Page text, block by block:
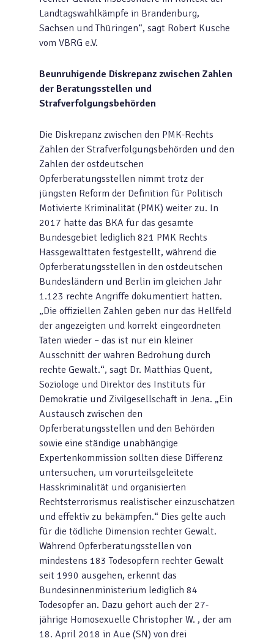
Landtagswahlkämpfe in Brandenburg,
Sachsen und Thüringen“, sagt Robert Kusche
vom VBRG e.V.
Beunruhigende Diskrepanz zwischen Zahlen
der Beratungsstellen und
Strafverfolgungsbehörden
Die Diskrepanz zwischen den PMK-Rechts
Zahlen der Strafverfolgungsbehörden und den
Zahlen der ostdeutschen
Opferberatungsstellen nimmt trotz der
jüngsten Reform der Definition für Politisch
Motivierte Kriminalität (PMK) weiter zu. In
2017 hatte das BKA für das gesamte
Bundesgebiet lediglich 821 PMK Rechts
Hassgewalttaten festgestellt, während die
Opferberatungsstellen in den ostdeutschen
Bundesländern und Berlin im gleichen Jahr
1.123 rechte Angriffe dokumentiert hatten.
„Die offiziellen Zahlen geben nur das Hellfeld
der angezeigten und korrekt eingeordneten
Taten wieder – das ist nur ein kleiner
Ausschnitt der wahren Bedrohung durch
rechte Gewalt.“, sagt Dr. Matthias Quent,
Soziologe und Direktor des Instituts für
Demokratie und Zivilgesellschaft in Jena. „Ein
Austausch zwischen den
Opferberatungsstellen und den Behörden
sowie eine ständige unabhängige
Expertenkommission sollten diese Differenz
untersuchen, um vorurteilsgeleitete
Hasskriminalität und organisierten
Rechtsterrorismus realistischer einzuschätzen
und effektiv zu bekämpfen.“ Dies gelte auch
für die tödliche Dimension rechter Gewalt.
Während Opferberatungsstellen von
mindestens 183 Todesopfern rechter Gewalt
seit 1990 ausgehen, erkennt das
Bundesinnenministerium lediglich 84
Todesopfer an. Dazu gehört auch der 27-
jährige Homosexuelle Christopher W. , der am
18. April 2018 in Aue (SN) von drei